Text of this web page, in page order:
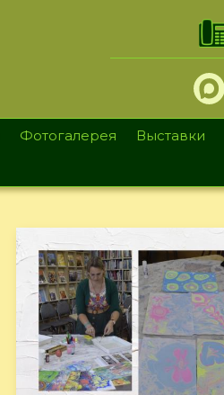
Фотогалерея Выставки